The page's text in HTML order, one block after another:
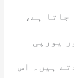
جاتا ہے،
یورپی
ہیں۔ اس